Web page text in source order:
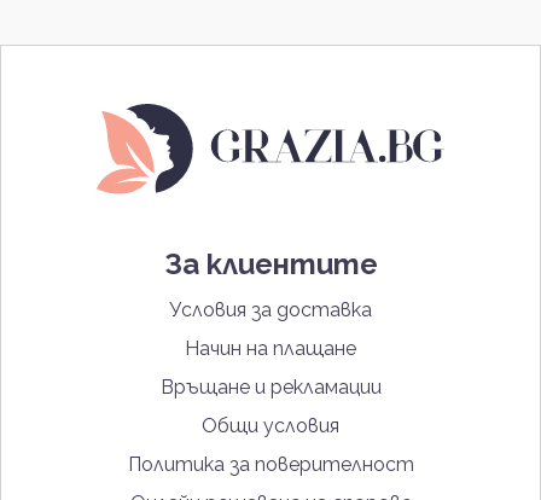
За клиентите
Условия за доставка
Начин на плащане
Връщане и рекламации
Общи условия
Политика за поверителност